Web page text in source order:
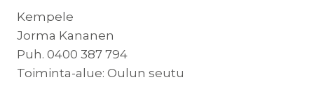
Kempele
Jorma Kananen
Puh. 0400 387 794
Toiminta-alue: Oulun seutu